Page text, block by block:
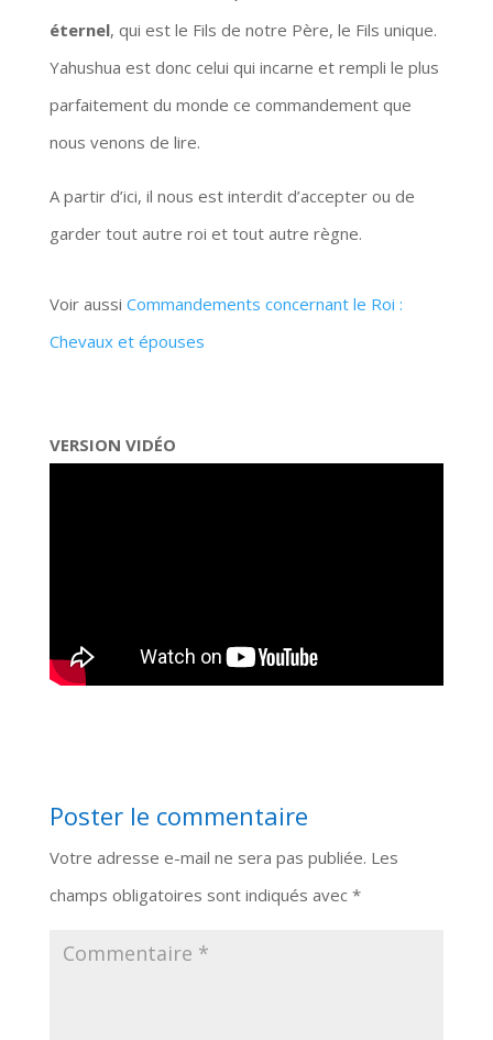
éternel, qui est le Fils de notre Père, le Fils unique.
Yahushua est donc celui qui incarne et rempli le plus
parfaitement du monde ce commandement que
nous venons de lire.
A partir d’ici, il nous est interdit d’accepter ou de
garder tout autre roi et tout autre règne.
Voir aussi Commandements concernant le Roi :
Chevaux et épouses
VERSION VIDÉO
Poster le commentaire
Votre adresse e-mail ne sera pas publiée. Les
champs obligatoires sont indiqués avec *